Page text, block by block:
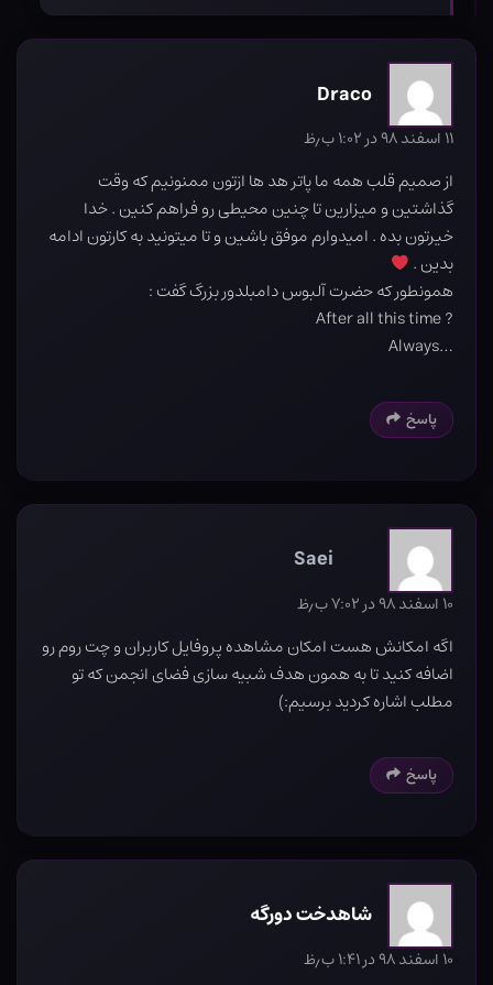
Draco
۱۱ اسفند ۹۸ در ۱:۰۲ ب٫ظ
از صمیم قلب همه ما پاتر هد ها ازتون ممنونیم که وقت
گذاشتین و میزارین تا چنین محیطی رو فراهم کنین . خدا
خیرتون بده . امیدوارم موفق باشین و تا میتونید به کارتون ادامه
بدین .
همونطور که حضرت آلبوس دامبلدور بزرگ گفت :
? After all this time
…Always
پاسخ
Saei
۱۰ اسفند ۹۸ در ۷:۰۲ ب٫ظ
اگه امکانش هست امکان مشاهده پروفایل کاربران و چت روم رو
اضافه کنید تا به همون هدف شبیه سازی فضای انجمن که تو
مطلب اشاره کردید برسیم:)
پاسخ
شاهدخت دورگه
۱۰ اسفند ۹۸ در ۱:۴۱ ب٫ظ